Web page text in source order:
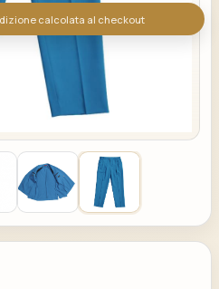
calcolata al checkout